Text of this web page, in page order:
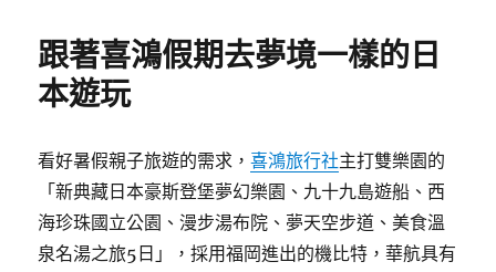
跟著喜鴻假期去夢境一樣的日
本遊玩
看好暑假親子旅遊的需求，喜鴻旅行社主打雙樂園的
「新典藏日本豪斯登堡夢幻樂園、九十九島遊船、西
海珍珠國立公園、漫步湯布院、夢天空步道、美食溫
泉名湯之旅5日」，採用福岡進出的機比特，華航具有